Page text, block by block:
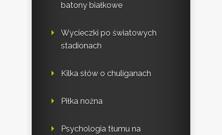
batony białkowe
Wycieczki po światowych
stadionach
Kilka słów o chuliganach
Piłka nożna
Psychologia tłumu na